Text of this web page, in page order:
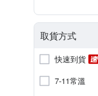
取貨方式
快速到貨
7-11常溫